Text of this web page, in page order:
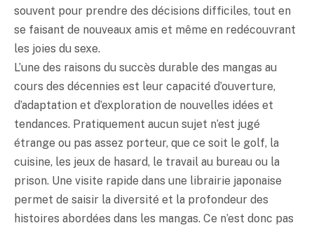
souvent pour prendre des décisions difficiles, tout en
se faisant de nouveaux amis et même en redécouvrant
les joies du sexe.
L’une des raisons du succès durable des mangas au
cours des décennies est leur capacité d’ouverture,
d’adaptation et d’exploration de nouvelles idées et
tendances. Pratiquement aucun sujet n’est jugé
étrange ou pas assez porteur, que ce soit le golf, la
cuisine, les jeux de hasard, le travail au bureau ou la
prison. Une visite rapide dans une librairie japonaise
permet de saisir la diversité et la profondeur des
histoires abordées dans les mangas. Ce n’est donc pas